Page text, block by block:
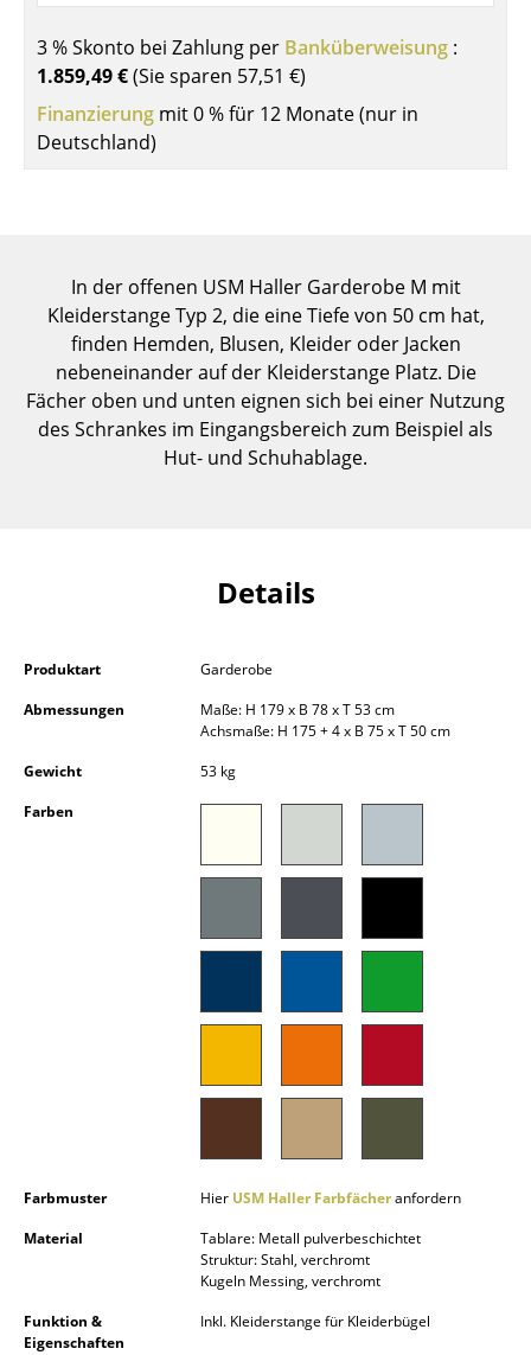
Konferenztische
Stehtische & Stehpulte
Kindertische
... alle Tische
Aufbewahren
Regale & Schränke
Bücherregale
Beistell- & Rollcontainer
Barmöbel
Kleinaufbewahrung
Schreibtischleuchten
Bodenleuchten
Wandleuchten
Outdoor-Leuchten
Akkuleuchten
3 % Skonto bei Zahlung per Banküberweisung :
1.859,49 €(Sie sparen 57,51 €)
Finanzierung mit 0 % für 12 Monate (nur in
Deutschland)
In der offenen USM Haller Garderobe M mit
Kleiderstange Typ 2, die eine Tiefe von 50 cm hat,
finden Hemden, Blusen, Kleider oder Jacken
nebeneinander auf der Kleiderstange Platz. Die
Fächer oben und unten eignen sich bei einer Nutzung
des Schrankes im Eingangsbereich zum Beispiel als
Hut- und Schuhablage.
Details
Produktart
Garderobe
Abmessungen
Maße: H 179 x B 78 x T 53 cm
Achsmaße: H 175 + 4 x B 75 x T 50 cm
Gewicht
53 kg
Farben
Farbmuster Hier USM Haller Farbfächeranfordern
Material
Tablare: Metall pulverbeschichtet
Struktur: Stahl, verchromt
Kugeln Messing, verchromt
Funktion &
Eigenschaften
Inkl. Kleiderstange für Kleiderbügel